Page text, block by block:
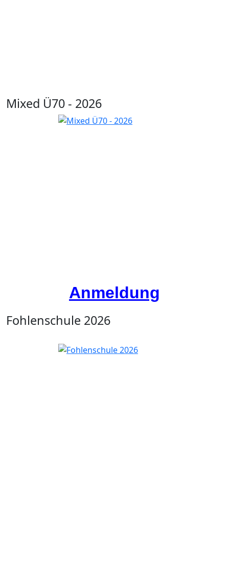
Mixed Ü70 - 2026
Anmeldung
Fohlenschule 2026